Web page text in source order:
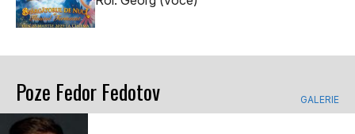
Poze Fedor Fedotov GALERIE